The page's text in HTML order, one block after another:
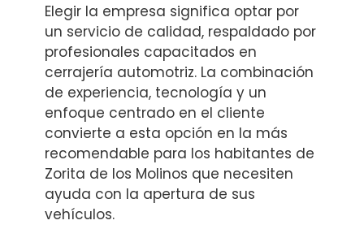
Elegir la empresa significa optar por
un servicio de calidad, respaldado por
profesionales capacitados en
cerrajería automotriz. La combinación
de experiencia, tecnología y un
enfoque centrado en el cliente
convierte a esta opción en la más
recomendable para los habitantes de
Zorita de los Molinos que necesiten
ayuda con la apertura de sus
vehículos.